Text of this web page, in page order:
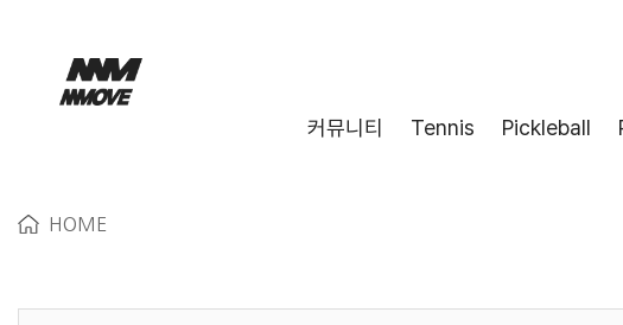
커뮤니티 Tennis Pickleball
HOME